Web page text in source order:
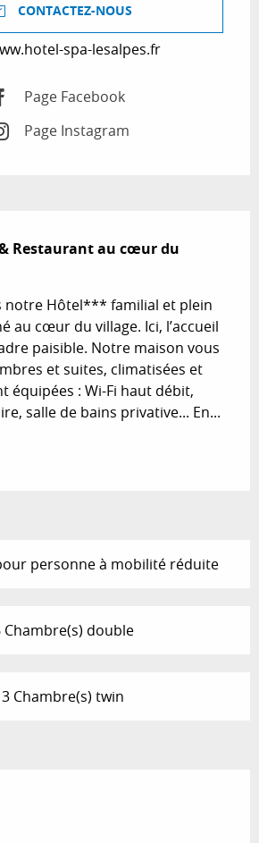
CONTACTEZ-NOUS
spa-lesalpes.fr
Page Facebook
Page Instagram
Restaurant au cœur du
notre Hôtel*** familial et plein
au cœur du village. Ici, l’accueil
paisible. Notre maison vous
et suites, climatisées et
équipées : Wi-Fi haut débit,
salle de bains privative... En...
personne à mobilité réduite
Chambre(s) double
Chambre(s) twin